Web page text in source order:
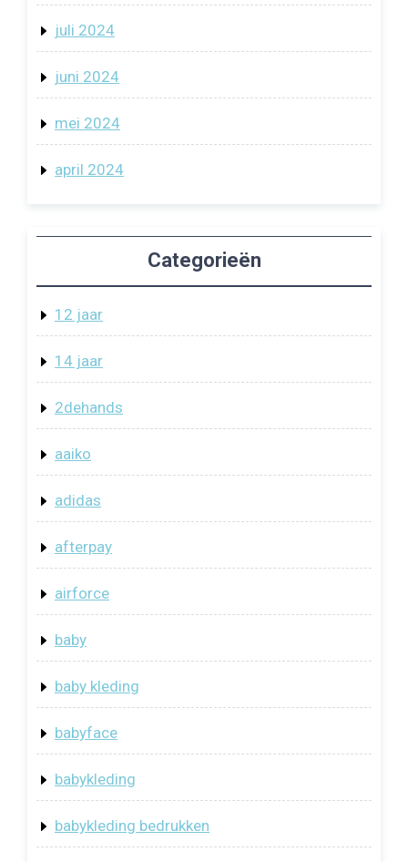
juli 2024
juni 2024
mei 2024
april 2024
Categorieën
12 jaar
14 jaar
2dehands
aaiko
adidas
afterpay
airforce
baby
baby kleding
babyface
babykleding
babykleding bedrukken